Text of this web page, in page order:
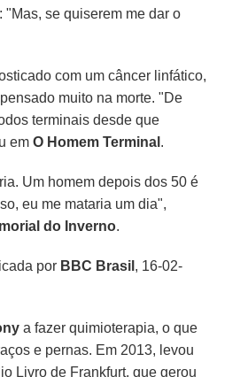
"Mas, se quiserem me dar o
com um câncer linfático,
muito na morte. "De
terminais desde que
emO Homem Terminal .
Um homem depois dos 50 é
eu me mataria um dia",
do Inverno.
por BBC Brasil , 16-02-
a fazer quimioterapia, o que
e pernas. Em 2013, levou
Livro de Frankfurt, que gerou